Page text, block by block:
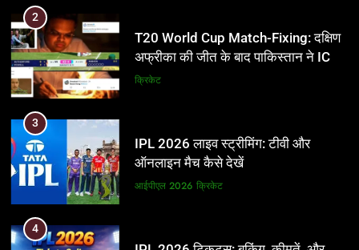
2
T20 World Cup Match-Fixing: दक्षिण
अफ्रीका की जीत के बाद पाकिस्तान ने ICC
और BCCI पर लगाए गंभीर आरोप
क्रिकेट
3
IPL 2026 लाइव स्ट्रीमिंग: टीवी और
ऑनलाइन मैच कैसे देखें
आईपीएल 2026 क्रिकेट
4